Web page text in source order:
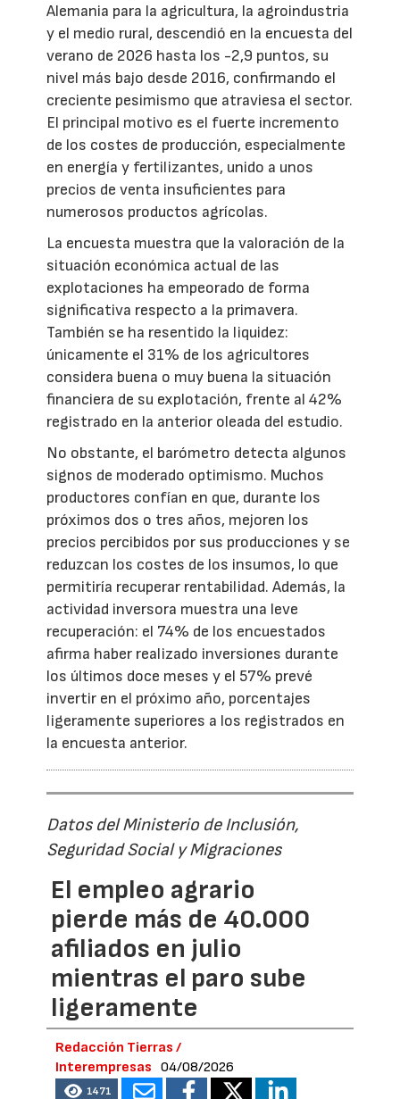
Alemania para la agricultura, la agroindustria
y el medio rural, descendió en la encuesta del
verano de 2026 hasta los -2,9 puntos, su
nivel más bajo desde 2016, confirmando el
creciente pesimismo que atraviesa el sector.
El principal motivo es el fuerte incremento
de los costes de producción, especialmente
en energía y fertilizantes, unido a unos
precios de venta insuficientes para
numerosos productos agrícolas.
La encuesta muestra que la valoración de la
situación económica actual de las
explotaciones ha empeorado de forma
significativa respecto a la primavera.
También se ha resentido la liquidez:
únicamente el 31% de los agricultores
considera buena o muy buena la situación
financiera de su explotación, frente al 42%
registrado en la anterior oleada del estudio.
No obstante, el barómetro detecta algunos
signos de moderado optimismo. Muchos
productores confían en que, durante los
próximos dos o tres años, mejoren los
precios percibidos por sus producciones y se
reduzcan los costes de los insumos, lo que
permitiría recuperar rentabilidad. Además, la
actividad inversora muestra una leve
recuperación: el 74% de los encuestados
afirma haber realizado inversiones durante
los últimos doce meses y el 57% prevé
invertir en el próximo año, porcentajes
ligeramente superiores a los registrados en
la encuesta anterior.
Datos del Ministerio de Inclusión,
Seguridad Social y Migraciones
El empleo agrario
pierde más de 40.000
afiliados en julio
mientras el paro sube
ligeramente
Redacción Tierras /
Interempresas
04/08/2026
1471